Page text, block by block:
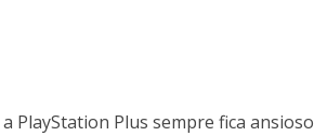
PlayStation Plus sempre fica ansioso